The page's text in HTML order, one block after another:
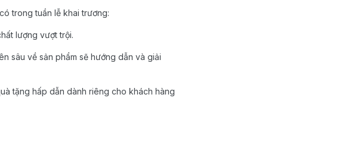
trong tuần lễ khai trương:
lượng vượt trội.
sâu về sản phẩm sẽ hướng dẫn và giải
tặng hấp dẫn dành riêng cho khách hàng